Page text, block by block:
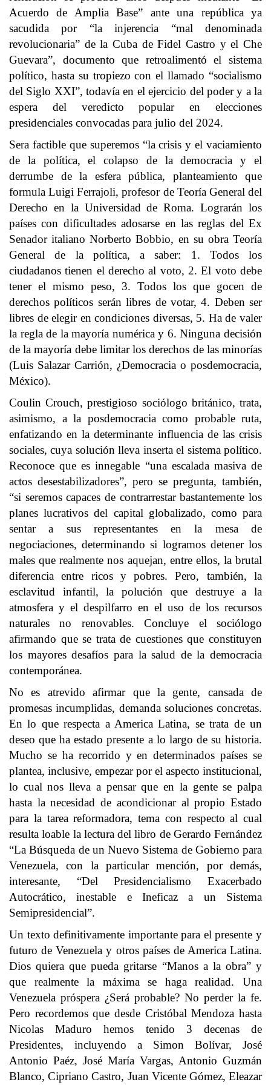
Acuerdo de Amplia Base” ante una república ya
sacudida por “la injerencia “mal denominada
revolucionaria” de la Cuba de Fidel Castro y el Che
Guevara”, documento que retroalimentó el sistema
político, hasta su tropiezo con el llamado “socialismo
del Siglo XXI”, todavía en el ejercicio del poder y a la
espera del veredicto popular en elecciones
presidenciales convocadas para julio del 2024.
Sera factible que superemos “la crisis y el vaciamiento
de la política, el colapso de la democracia y el
derrumbe de la esfera pública, planteamiento que
formula Luigi Ferrajoli, profesor de Teoría General del
Derecho en la Universidad de Roma. Lograrán los
países con dificultades adosarse en las reglas del Ex
Senador italiano Norberto Bobbio, en su obra Teoría
General de la política, a saber: 1. Todos los
ciudadanos tienen el derecho al voto, 2. El voto debe
tener el mismo peso, 3. Todos los que gocen de
derechos políticos serán libres de votar, 4. Deben ser
libres de elegir en condiciones diversas, 5. Ha de valer
la regla de la mayoría numérica y 6. Ninguna decisión
de la mayoría debe limitar los derechos de las minorías
(Luis Salazar Carrión, ¿Democracia o posdemocracia,
México).
Coulin Crouch, prestigioso sociólogo británico, trata,
asimismo, a la posdemocracia como probable ruta,
enfatizando en la determinante influencia de las crisis
sociales, cuya solución lleva inserta el sistema político.
Reconoce que es innegable “una escalada masiva de
actos desestabilizadores”, pero se pregunta, también,
“si seremos capaces de contrarrestar bastantemente los
planes lucrativos del capital globalizado, como para
sentar a sus representantes en la mesa de
negociaciones, determinando si logramos detener los
males que realmente nos aquejan, entre ellos, la brutal
diferencia entre ricos y pobres. Pero, también, la
esclavitud infantil, la polución que destruye a la
atmosfera y el despilfarro en el uso de los recursos
naturales no renovables. Concluye el sociólogo
afirmando que se trata de cuestiones que constituyen
los mayores desafíos para la salud de la democracia
contemporánea.
No es atrevido afirmar que la gente, cansada de
promesas incumplidas, demanda soluciones concretas.
En lo que respecta a America Latina, se trata de un
deseo que ha estado presente a lo largo de su historia.
Mucho se ha recorrido y en determinados países se
plantea, inclusive, empezar por el aspecto institucional,
lo cual nos lleva a pensar que en la gente se palpa
hasta la necesidad de acondicionar al propio Estado
para la tarea reformadora, tema con respecto al cual
resulta loable la lectura del libro de Gerardo Fernández
“La Búsqueda de un Nuevo Sistema de Gobierno para
Venezuela, con la particular mención, por demás,
interesante, “Del Presidencialismo Exacerbado
Autocrático, inestable e Ineficaz a un Sistema
Semipresidencial”.
Un texto definitivamente importante para el presente y
futuro de Venezuela y otros países de America Latina.
Dios quiera que pueda gritarse “Manos a la obra” y
que realmente la máxima se haga realidad. Una
Venezuela próspera ¿Será probable? No perder la fe.
Pero recordemos que desde Cristóbal Mendoza hasta
Nicolas Maduro hemos tenido 3 decenas de
Presidentes, incluyendo a Simon Bolívar, José
Antonio Paéz, José María Vargas, Antonio Guzmán
Blanco, Cipriano Castro, Juan Vicente Gómez, Eleazar